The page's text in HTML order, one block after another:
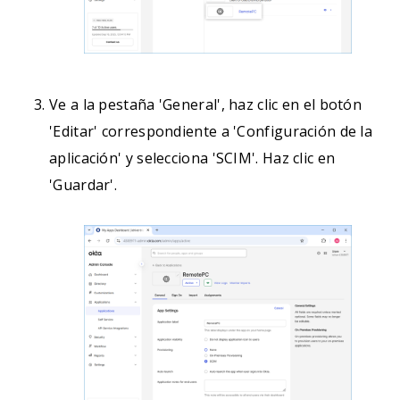
Ve a la pestaña 'General', haz clic en el botón
'Editar' correspondiente a 'Configuración de la
aplicación' y selecciona 'SCIM'. Haz clic en
'Guardar'.